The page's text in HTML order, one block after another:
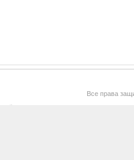
Все права